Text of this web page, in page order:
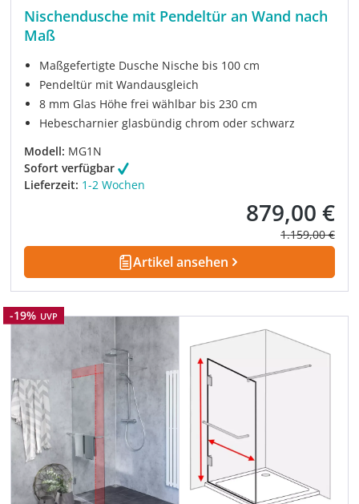
Nischendusche mit Pendeltür an Wand nach
Maß
Maßgefertigte Dusche Nische bis 100 cm
Pendeltür mit Wandausgleich
8 mm Glas Höhe frei wählbar bis 230 cm
Hebescharnier glasbündig chrom oder schwarz
Modell: MG1N
Sofort verfügbar
Lieferzeit: 1-2 Wochen
Verkaufspreis:
879,00 €
Regulärer
1.159,00 €
Artikel ansehen
Rabatt
-19% UVP